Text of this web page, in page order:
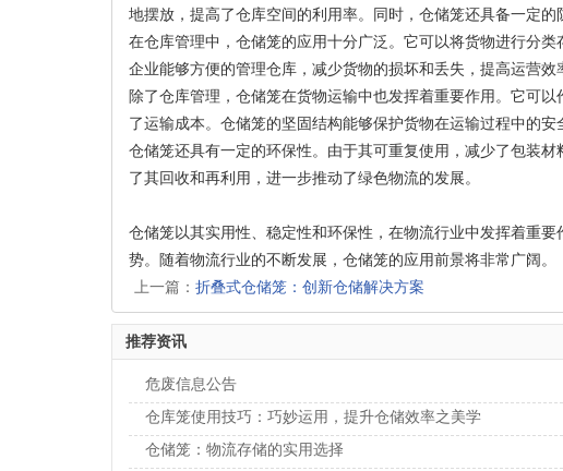
地摆放，提高了仓库空间的利用率。同时，仓储笼还具备一定
在仓库管理中，仓储笼的应用十分广泛。它可以将货物进行分
企业能够方便的管理仓库，减少货物的损坏和丢失，提高运营效
除了仓库管理，仓储笼在货物运输中也发挥着重要作用。它可
了运输成本。仓储笼的坚固结构能够保护货物在运输过程中的安
仓储笼还具有一定的环保性。由于其可重复使用，减少了包装
了其回收和再利用，进一步推动了绿色物流的发展。
仓储笼以其实用性、稳定性和环保性，在物流行业中发挥着重
势。随着物流行业的不断发展，仓储笼的应用前景将非常广阔。
上一篇： 折叠式仓储笼：创新仓储解决方案
推荐资讯
危废信息公告
仓库笼使用技巧：巧妙运用，提升仓储效率之美学
仓储笼：物流存储的实用选择